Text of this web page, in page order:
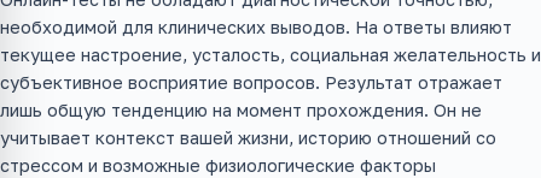
необходимой для клинических выводов. На ответы влияют
текущее настроение, усталость, социальная желательность и
субъективное восприятие вопросов. Результат отражает
лишь общую тенденцию на момент прохождения. Он не
учитывает контекст вашей жизни, историю отношений со
стрессом и возможные физиологические факторы